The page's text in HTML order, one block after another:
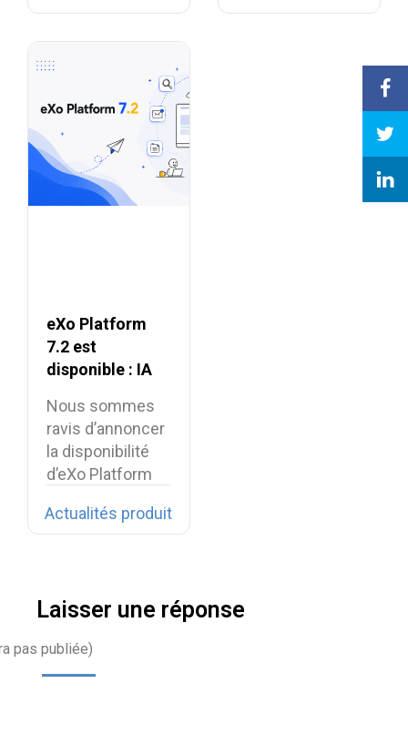
eXo Platform
7.2 est
disponible : IA
digital
workplace plus
unifiée
Nous sommes
ravis d’annoncer
la disponibilité
d’eXo Platform
Actualités produit
Laisser une réponse
pas publiée)